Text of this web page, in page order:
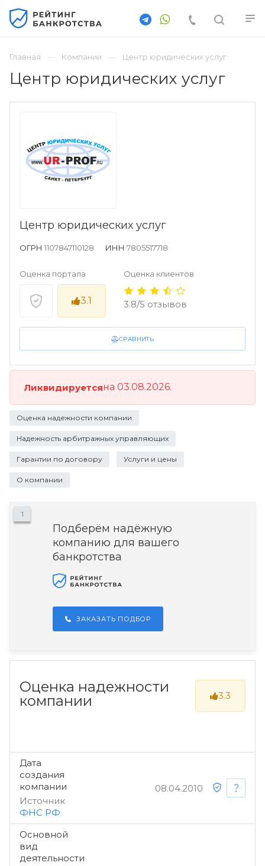
Главная Компании Центр юридических услуг
Центр юридических услуг
СРАВНИТЬ
Центр юридических услуг
ОГРН 1107847110128 ИНН 7805517718
Оценка портала
3.1
Оценка клиентов
3.8/5 отзывов
Ликвидируетсяна 03.08.2026.
Оценка надежности компании
Надежность арбитражных управляющих
Гарантии по договору Услуги и цены
О компании
1
Подберём надёжную
компанию для вашего
банкротства
ЗАКАЗАТЬ ПОДБОР
Оценка надежности
компании
3.3
Дата
создания
компании
Источник
ФНС РФ
08.04.2010
Основной
вид
деятельности